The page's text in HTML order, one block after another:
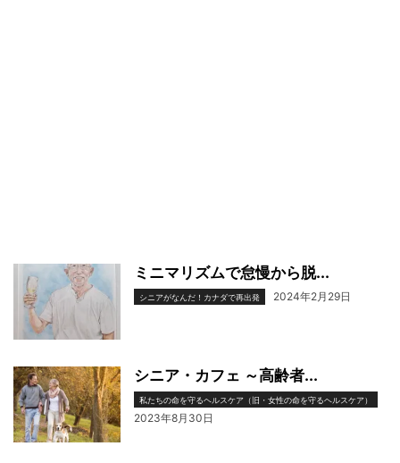
ミニマリズムで怠慢から脱...
シニアがなんだ！カナダで再出発 2024年2月29日
シニア・カフェ ～高齢者...
私たちの命を守るヘルスケア（旧・女性の命を守るヘルスケア）
2023年8月30日